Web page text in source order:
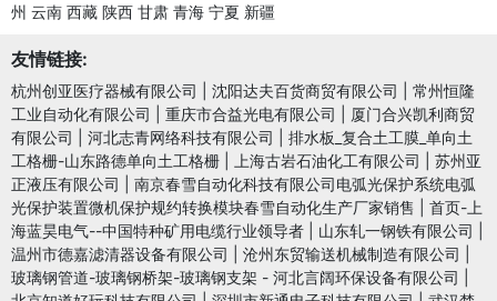
州 云南 西藏 陕西 甘肃 青海 宁夏 新疆
友情链接:
杭州创亚医疗器械有限公司 沈阳达夫百货商贸有限公司
常州恒隆
工业自动化有限公司
重庆市合益光电有限公司
厦门合兴凯利商贸
有限公司
河北志青网络科技有限公司
排水板_复合土工膜_单向土
工格栅-山东路德单向土工格栅
上海古岩石油化工有限公司
苏州亚
正液压有限公司
南京春雪自动化科技有限公司电弧光保护系统电弧
光保护装置微机保护规约转换模块春雪自动化生产厂家销售
首页-上
海蓝昊电气--中国特种矿用电缆行业领导者
山东轧一钢铁有限公司
温州市德嘉滤清器设备有限公司
沧州东贸输送机械制造有限公司
玻璃钢管道-玻璃钢桥架-玻璃钢支架 - 河北言阔环保设备有限公司